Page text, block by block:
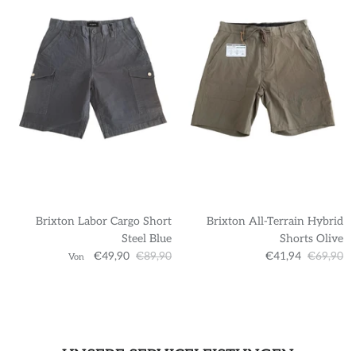
Brixton Labor Cargo Short
Steel Blue
Von €49,90 €89,90
Brixton All-Terrain Hybrid
Shorts Olive
€41,94 €69,90